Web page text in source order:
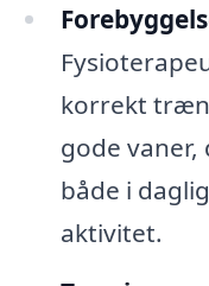
korrekt
gode vaner,
både i
aktivitet.